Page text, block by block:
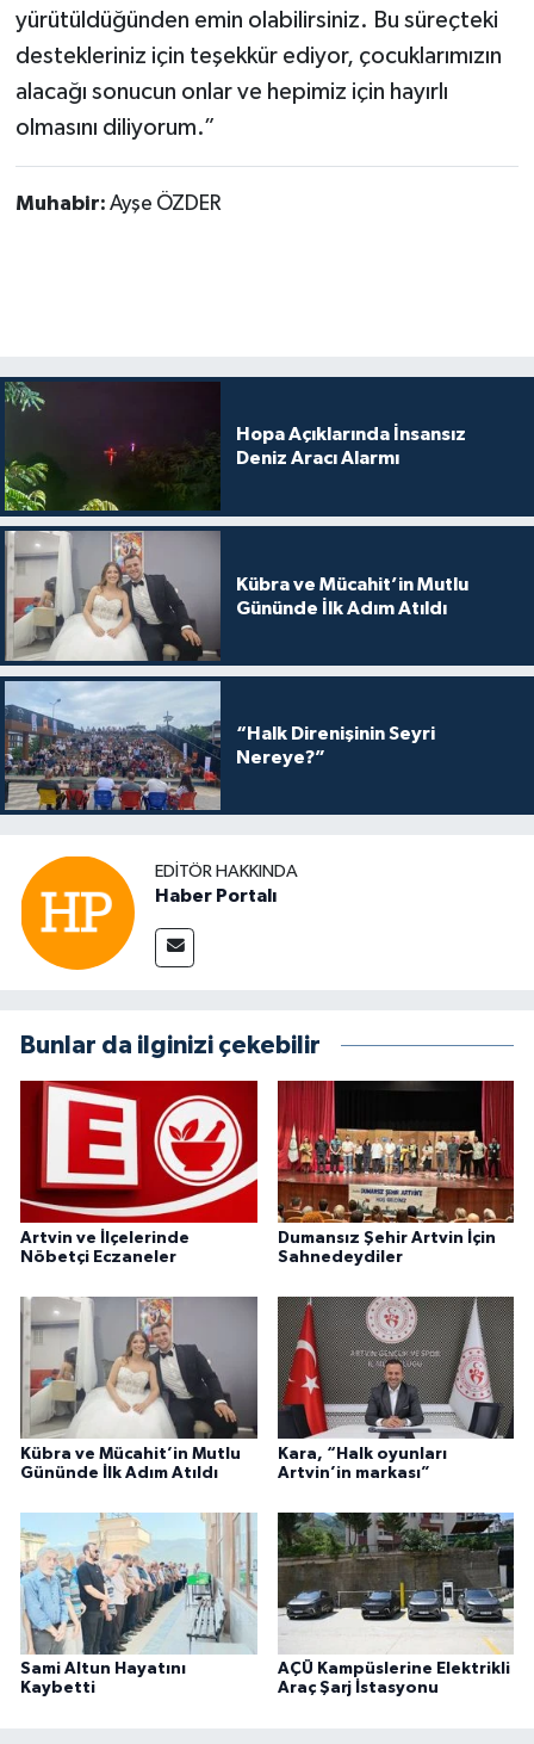
yürütüldüğünden emin olabilirsiniz. Bu süreçteki
destekleriniz için teşekkür ediyor, çocuklarımızın
alacağı sonucun onlar ve hepimiz için hayırlı
olmasını diliyorum.”
Muhabir: Ayşe ÖZDER
Hopa Açıklarında İnsansız
Deniz Aracı Alarmı
Kübra ve Mücahit’in Mutlu
Gününde İlk Adım Atıldı
“Halk Direnişinin Seyri
Nereye?”
EDITÖR HAKKINDA
Haber Portalı
Bunlar da ilginizi çekebilir
Artvin ve İlçelerinde
Nöbetçi Eczaneler
Dumansız Şehir Artvin İçin
Sahnedeydiler
Kübra ve Mücahit’in Mutlu
Gününde İlk Adım Atıldı
Kara, “Halk oyunları
Artvin’in markası”
Sami Altun Hayatını
Kaybetti
AÇÜ Kampüslerine Elektrikli
Araç Şarj İstasyonu